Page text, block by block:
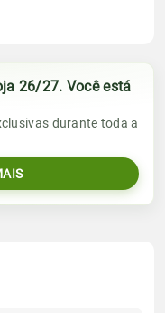
26/27. Você está
durante toda a